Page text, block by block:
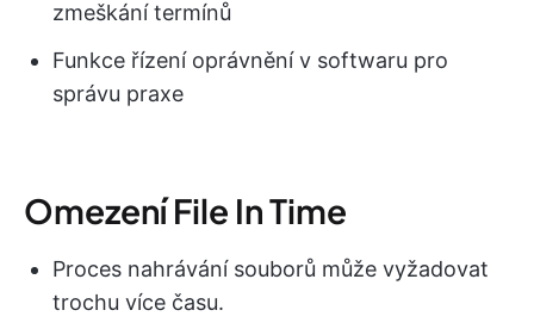
zmeškání termínů
Funkce řízení oprávnění v softwaru pro
správu praxe
Omezení File In Time
Proces nahrávání souborů může vyžadovat
trochu více času.